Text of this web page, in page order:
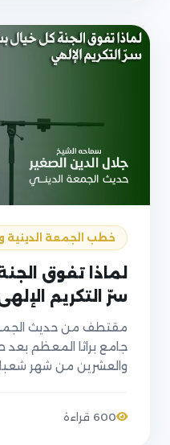
خطب الجمعة الدينية
لماذا تفوق
سرّ التكريم
مقتطف من حديث
جامع براثا المعظم بعد
600 قراءة